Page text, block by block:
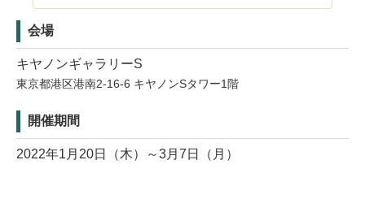
会場
キヤノンギャラリーS
東京都港区港南2-16-6 キヤノンSタワー1階
開催期間
2022年1月20日（木）～3月7日（月）